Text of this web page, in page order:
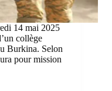
14 mai 2025
collège
Burkina. Selon
pour mission